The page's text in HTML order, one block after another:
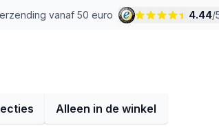
vanaf 50 euro 4.44/
Alleen in de winkel